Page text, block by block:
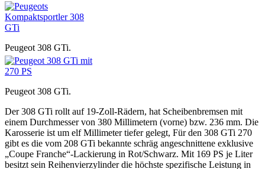
Peugeot 308 GTi.
Peugeot 308 GTi.
Der 308 GTi rollt auf 19-Zoll-Rädern, hat Scheibenbremsen mit
einem Durchmesser von 380 Millimetern (vorne) bzw. 236 mm. Die
Karosserie ist um elf Millimeter tiefer gelegt, Für den 308 GTi 270
gibt es die vom 208 GTi bekannte schräg angeschnittene exklusive
„Coupe Franche“-Lackierung in Rot/Schwarz. Mit 169 PS je Liter
besitzt sein Reihenvierzylinder die höchste spezifische Leistung in